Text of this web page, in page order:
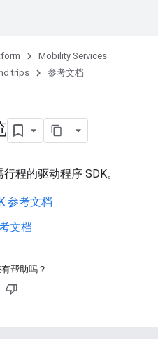
Mobility Services
trips 参考文档
程的驱动程序 SDK。
参考文档
文档
帮助吗？